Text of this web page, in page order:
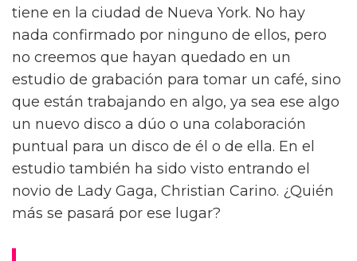
tiene en la ciudad de Nueva York. No hay
nada confirmado por ninguno de ellos, pero
no creemos que hayan quedado en un
estudio de grabación para tomar un café, sino
que están trabajando en algo, ya sea ese algo
un nuevo disco a dúo o una colaboración
puntual para un disco de él o de ella. En el
estudio también ha sido visto entrando el
novio de Lady Gaga, Christian Carino. ¿Quién
más se pasará por ese lugar?